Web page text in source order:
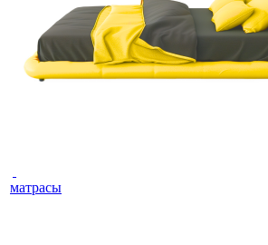
матрасы